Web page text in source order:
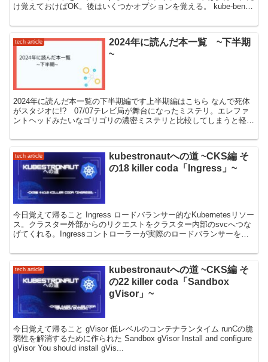
け覚えておけばOK。後はいくつかオプションを覚える。 kube-bench
tech article
2024年に読んだ本一覧 ~下半期
~
2024年に読んだ本一覧の下半期編です上半期編はこちら なんで死体
がスタジオに!? 07/07テレビ局が舞台になったミステリ。エレファ
ントヘッドみたいなゴリゴリの濃密ミステリと比較してしまうと軽く
tech article
kubestronautへの道 ~CKS編 そ
の18 killer coda「Ingress」~
今日覚えて帰ること Ingress ロードバランサー的なKubernetesリソー
ス。クラスター外部からのリクエストをクラスター内部のsvcへつな
げてくれる。Ingressコントローラーが実際のロードバランサーを生
tech article
kubestronautへの道 ~CKS編 そ
の22 killer coda「Sandbox
gVisor」~
今日覚えて帰ること gVisor 低レベルのコンテナランタイム runCの脆
弱性を解消するために作られた Sandbox gVisor Install and configure
gVisor You should install gVis...